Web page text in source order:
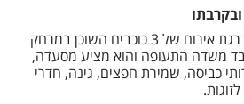
מלון בדרגת אירוח של 3 כוכבים השוכן במרחק
משדה התעופה והוא מציע מסעדה,
כביסה, שמירת חפצים, גינה, חדרי